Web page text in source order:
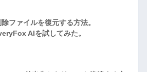
ファイルを復元する方法。
AIを試してみた。